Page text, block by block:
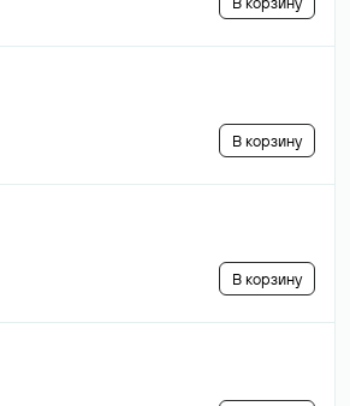
В корзину
В корзину